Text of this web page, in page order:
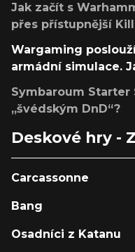
Jak začít s
přes přístupnější
Wargaming
armádní simulace.
Symbaroum Starter
„švédským DnD“?
Deskové hry -
Carcassonne
Bang
Osadníci z Katanu